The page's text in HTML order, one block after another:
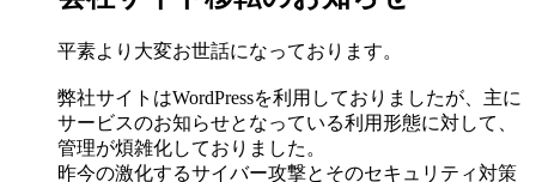
平素より大変お世話になっております。
弊社サイトはWordPressを利用しておりましたが、主に
サービスのお知らせとなっている利用形態に対して、
管理が煩雑化しておりました。
昨今の激化するサイバー攻撃とそのセキュリティ対策